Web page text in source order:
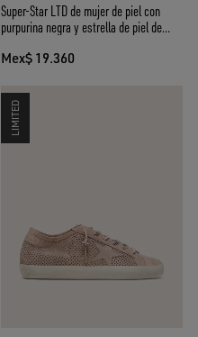
Super-Star LTD de mujer de piel con
purpurina negra y estrella de piel de
Mex$ 19.360
LIMITED